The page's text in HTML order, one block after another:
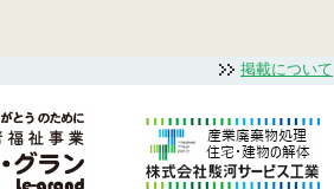
掲載について